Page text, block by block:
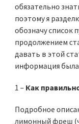
обязательно
поэтому я
обозначу список
продолжением
давать в этой
информация была
1 – Как
Подробное
лимонный фреш